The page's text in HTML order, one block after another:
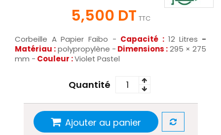
5,500 DT TTC
Corbeille A Papier Faibo - Capacité : 12 Litres -
Matériau :polypropylène - Dimensions :295 × 275
mm - Couleur :Violet Pastel
Quantité
Ajouter au panier